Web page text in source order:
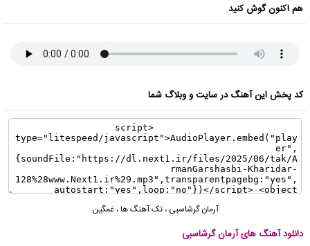
هم اکنون گوش کنید
کد پخش این آهنگ در سایت و وبلاگ شما
آرمان گرشاسبی ،تک آهنگ ها،غمگین
دانلود آهنگ های آرمان گرشاسبی